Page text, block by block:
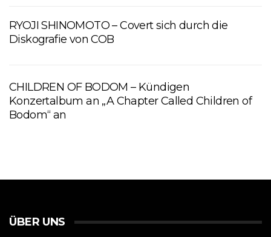
RYOJI SHINOMOTO – Covert sich durch die
Diskografie von COB
CHILDREN OF BODOM – Kündigen
Konzertalbum an „A Chapter Called Children of
Bodom“ an
ÜBER UNS